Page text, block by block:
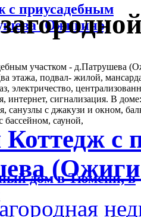
с приусадебным
(Ожигино)
участком - д.Патрушева
этажа, подвал- жилой,
электричество,
интернет, сигнализация. В
санузлы с джакузи и окном,
бассейном, сауной,
дом в Тюмени, в
Коттедж с